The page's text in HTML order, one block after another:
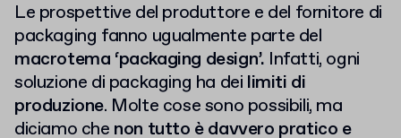
Le prospettive del produttore e del fornitore di
packaging fanno ugualmente parte del
macrotema ‘packaging design’. Infatti, ogni
soluzione di packaging ha dei limiti di
produzione. Molte cose sono possibili, ma
diciamo che non tutto è davvero pratico e